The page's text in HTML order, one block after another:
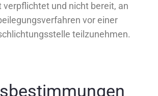
verpflichtet und nicht bereit, an
vor einer
teilzunehmen.